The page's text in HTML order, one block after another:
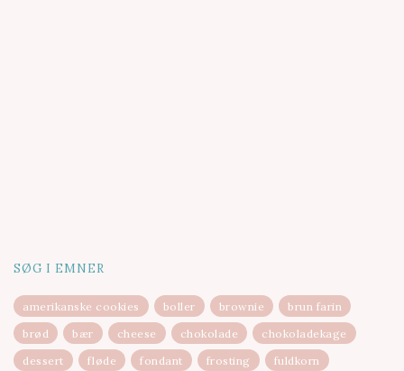
SØG I EMNER
amerikanske cookies boller brownie
brun farin
brød
bær cheese chokolade
chokoladekage
dessert
fløde fondant frosting
fuldkorn